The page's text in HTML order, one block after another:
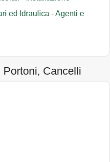
ed Idraulica - Agenti e
Cancelli